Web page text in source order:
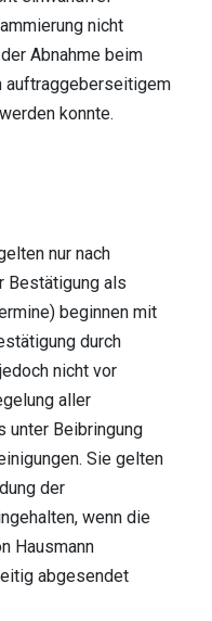
nicht
Abnahme beim
auftraggeberseitigem
konnte.
nur nach
Bestätigung als
beginnen mit
durch
nicht vor
aller
unter Beibringung
Sie gelten
der
wenn die
Hausmann
abgesendet